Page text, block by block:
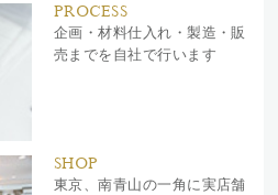
PROCESS
企画・材料仕入れ・製造・販
売までを自社で行います
SHOP
東京、南青山の一角に実店舗